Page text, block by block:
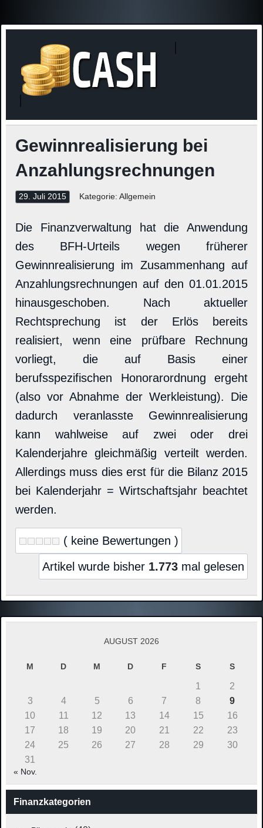
Gewinnrealisierung bei
Anzahlungsrechnungen
29. Juli 2015 Kategorie: Allgemein
Die Finanzverwaltung hat die Anwendung
des BFH-Urteils wegen früherer
Gewinnrealisierung im Zusammenhang auf
Anzahlungsrechnungen auf den 01.01.2015
hinausgeschoben. Nach aktueller
Rechtsprechung ist der Erlös bereits
realisiert, wenn eine prüfbare Rechnung
vorliegt, die auf Basis einer
berufsspezifischen Honorarordnung ergeht
(also vor Abnahme der Werkleistung). Die
dadurch veranlasste Gewinnrealisierung
kann wahlweise auf zwei oder drei
Kalenderjahre gleichmäßig verteilt werden.
Allerdings muss dies erst für die Bilanz 2015
bei Kalenderjahr = Wirtschaftsjahr beachtet
werden.
( keine Bewertungen )
Artikel wurde bisher 1.773 mal gelesen
AUGUST 2026
M D M D F S S
1
2
3
4 5 6 7 8
9
10
11 12 13 14 15
16
17
18 19 20 21 22
23
24
25 26 27 28 29
30
31
« Nov.
Finanzkategorien